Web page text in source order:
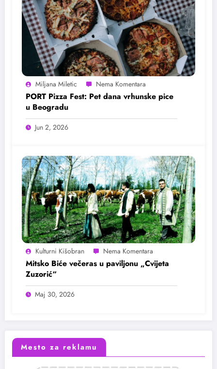
Miljana Miletic
PORT Pizza Fest: Pet dana vrhunske pice
u Beogradu
Jun 2, 2026
Kulturni Kišobran
Mitsko Biće večeras u paviljonu „Cvijeta
Zuzorić“
Maj 30, 2026
Mesto za reklamu